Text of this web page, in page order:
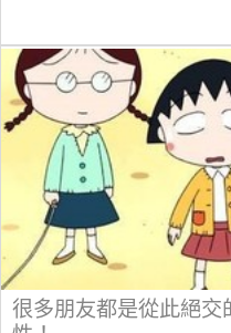
很多朋友都是從此絕交